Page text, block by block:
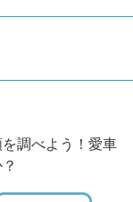
調べよう！愛車